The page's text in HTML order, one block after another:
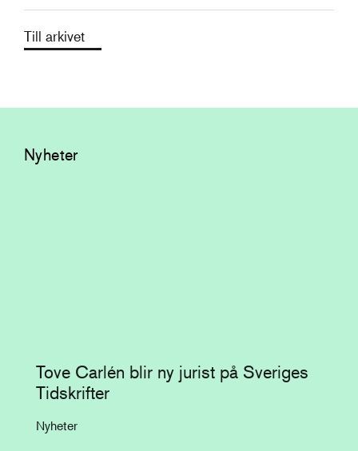
Till arkivet
Nyheter
Tove Carlén blir ny jurist på Sveriges
Tidskrifter
Nyheter